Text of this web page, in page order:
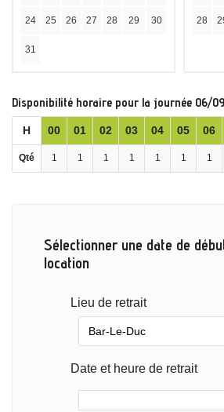
24 25 26 27 28 29 30
31
28
Disponibilité horaire pour la journée 06/
H 00 01 02 03 04 05 06
Qté 1 1 1 1 1 1 1
Sélectionner une date de
location
Lieu de retrait
Date et heure de retrait